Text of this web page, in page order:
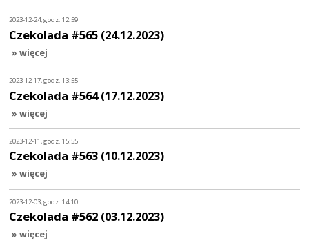
2023-12-24, godz. 12:59
Czekolada #565 (24.12.2023)
» więcej
2023-12-17, godz. 13:55
Czekolada #564 (17.12.2023)
» więcej
2023-12-11, godz. 15:55
Czekolada #563 (10.12.2023)
» więcej
2023-12-03, godz. 14:10
Czekolada #562 (03.12.2023)
» więcej